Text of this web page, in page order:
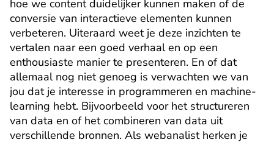
hoe we content duidelijker kunnen maken of de
conversie van interactieve elementen kunnen
verbeteren. Uiteraard weet je deze inzichten te
vertalen naar een goed verhaal en op een
enthousiaste manier te presenteren. En of dat
allemaal nog niet genoeg is verwachten we van
jou dat je interesse in programmeren en machine-
learning hebt. Bijvoorbeeld voor het structureren
van data en of het combineren van data uit
verschillende bronnen. Als webanalist herken je